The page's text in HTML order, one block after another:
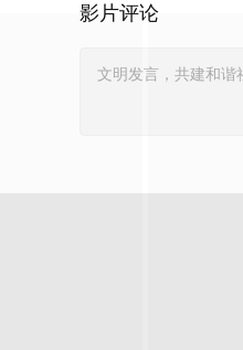
影片评论